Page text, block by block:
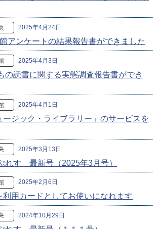
2025年4月24日
アンケートの結果報告書ができました
2025年4月3日
の読書に関する実態調査報告書ができ
2025年4月1日
ージック・ライブラリー」のサービスを
2025年3月13日
れす 最新号（2025年3月号）
2025年2月6日
利用カードとしてお使いになれます
2024年10月29日